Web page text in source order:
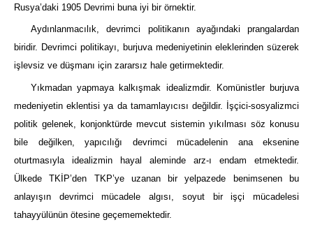
Rusya’daki 1905 Devrimi buna iyi bir örnektir.
Aydınlanmacılık, devrimci politikanın ayağındaki prangalardan
biridir. Devrimci politikayı, burjuva medeniyetinin eleklerinden süzerek
işlevsiz ve düşmanı için zararsız hale getirmektedir.
Yıkmadan yapmaya kalkışmak idealizmdir. Komünistler burjuva
medeniyetin eklentisi ya da tamamlayıcısı değildir. İşçici-sosyalizmci
politik gelenek, konjonktürde mevcut sistemin yıkılması söz konusu
bile değilken, yapıcılığı devrimci mücadelenin ana eksenine
oturtmasıyla idealizmin hayal aleminde arz-ı endam etmektedir.
Ülkede TKİP’den TKP’ye uzanan bir yelpazede benimsenen bu
anlayışın devrimci mücadele algısı, soyut bir işçi mücadelesi
tahayyülünün ötesine geçememektedir.